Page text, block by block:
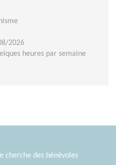
2026
heures par semaine
cherche des bénévoles